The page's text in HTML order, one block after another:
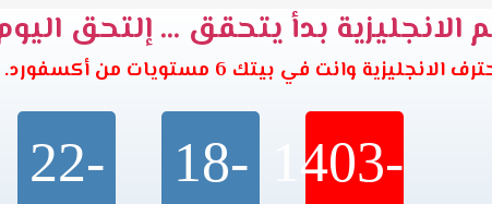
بدأ يتحقق ... إلتحق
الانجليزية وانت في بيتك 6 مستويات من أكسفورد. الدورات القادمة تبدأ خلال:
-1403
-18
-22